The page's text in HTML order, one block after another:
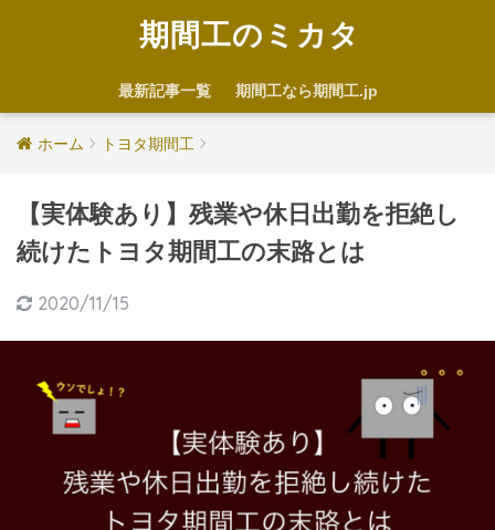
期間工のミカタ
最新記事一覧 期間工なら期間工.jp
ホーム トヨタ期間工
【実体験あり】残業や休日出勤を拒絶し
続けたトヨタ期間工の末路とは
2020/11/15